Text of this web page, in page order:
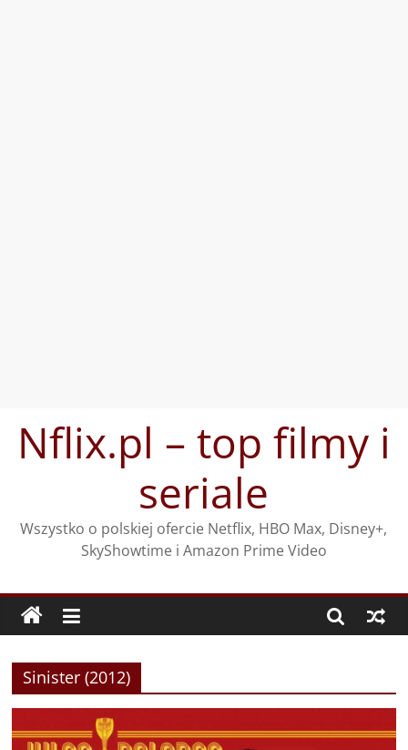
treściNflix.pl – top filmy i
seriale
Wszystko o polskiej ofercie Netflix, HBO Max, Disney+,
SkyShowtime i Amazon Prime Video
Sinister (2012)